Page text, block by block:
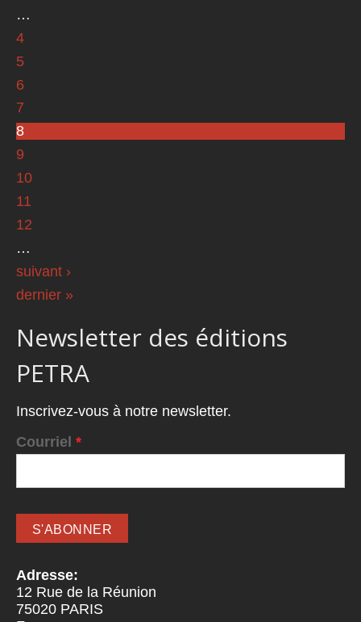
…
4
5
6
7
8
9
10
11
12
…
suivant ›
dernier »
Newsletter des éditions
PETRA
Inscrivez-vous à notre newsletter.
Courriel *
Adresse:
12 Rue de la Réunion
75020 PARIS